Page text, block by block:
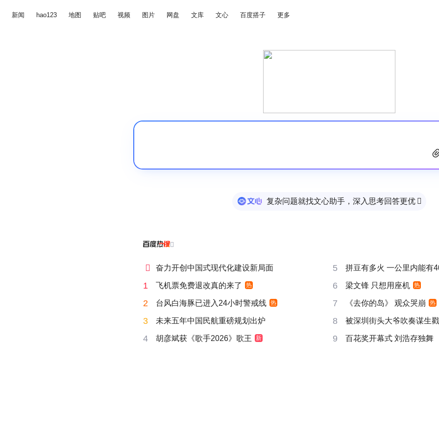
新闻 hao123 地图 贴吧 视频 图片 网盘 文库 文心 百度搭子 更多
复杂问题就找文心助手，深入思考回答更优 

 奋力开创中国式现代化建设新局面 5 拼豆有多火 一公里内能有
1 飞机票免费退改真的来了 热 6 梁文锋 只想用座机 热
2 台风白海豚已进入24小时警戒线 热 7 《去你的岛》 观众哭崩 热
3 未来五年中国民航重磅规划出炉 8 被深圳街头大爷吹奏谋生
4 胡彦斌获《歌手2026》歌王 新 9 百花奖开幕式 刘浩存独舞